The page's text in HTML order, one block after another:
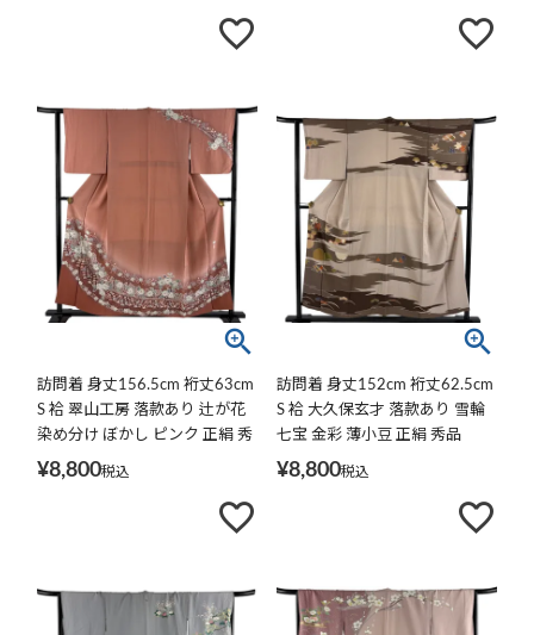
訪問着 身丈156.5cm 裄丈63cm
S 袷 翠山工房 落款あり 辻が花
染め分け ぼかし ピンク 正絹 秀
品
¥8,800税込
訪問着 身丈152cm 裄丈62.5cm
S 袷 大久保玄才 落款あり 雪輪
七宝 金彩 薄小豆 正絹 秀品
¥8,800税込